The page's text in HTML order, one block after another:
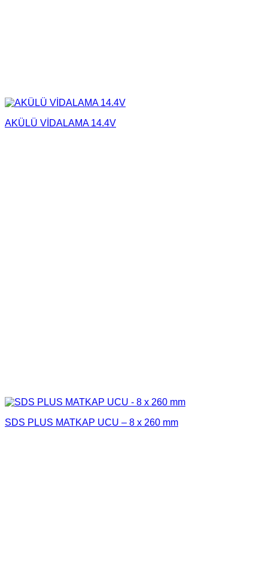
AKÜLÜ VİDALAMA 14.4V
SDS PLUS MATKAP UCU – 8 x 260 mm